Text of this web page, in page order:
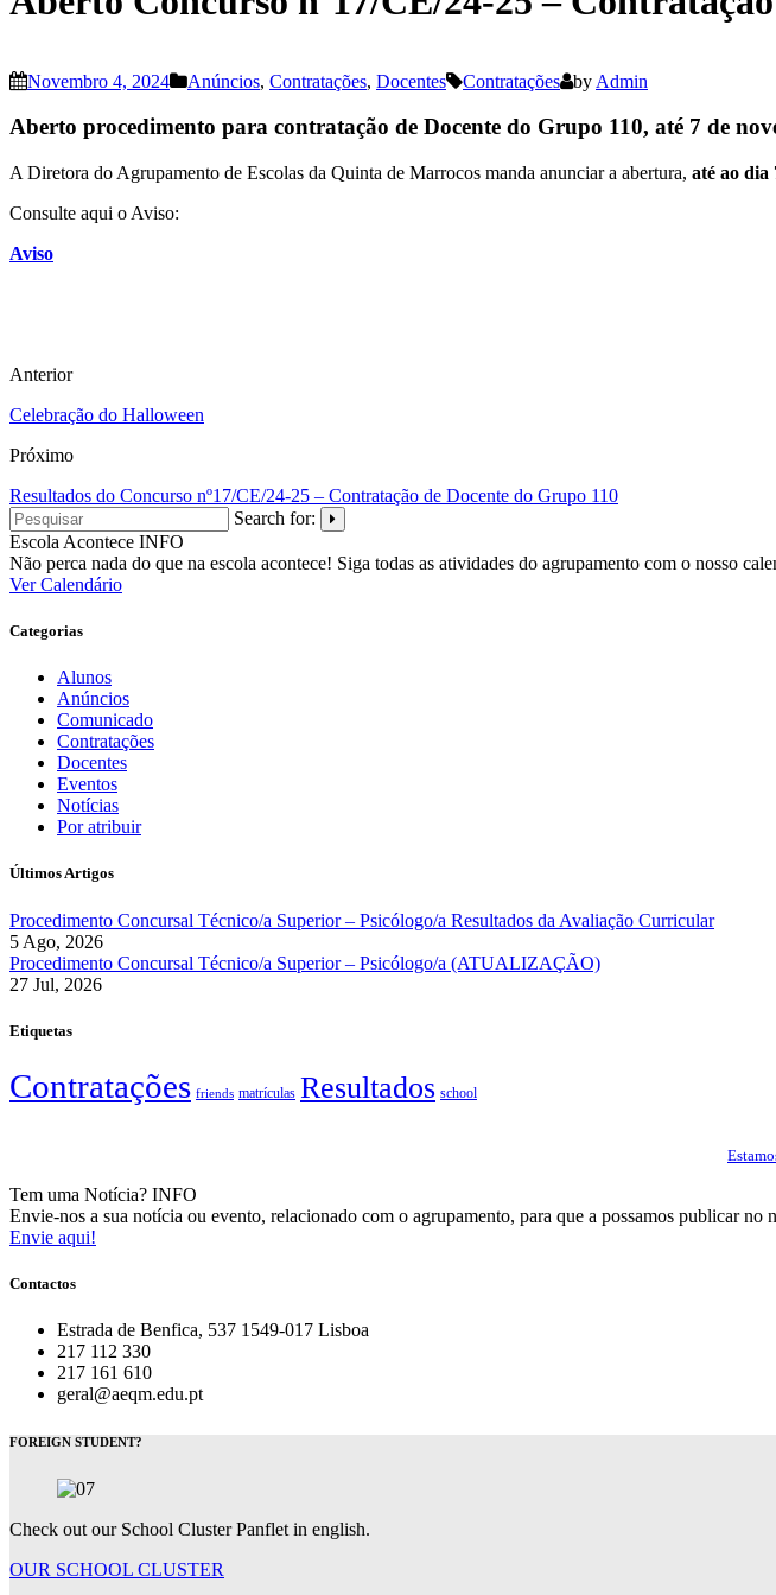
Novembro 4, 2024 Anúncios, Contratações, Docentes Contratações by Admin
Aberto procedimento para contratação de Docente do Grupo 110, até 7 de
A Diretora do Agrupamento de Escolas da Quinta de Marrocos manda anunciar a abertura, até ao dia
Consulte aqui o Aviso:
Aviso
Anterior
Celebração do Halloween
Próximo
Resultados do Concurso nº17/CE/24-25 – Contratação de Docente do Grupo 110
Search for:
Escola Acontece INFO
Não perca nada do que na escola acontece! Siga todas as atividades do agrupamento com o nosso
Ver Calendário
Categorias
Alunos
Anúncios
Comunicado
Contratações
Docentes
Eventos
Notícias
Por atribuir
Últimos Artigos
Procedimento Concursal Técnico/a Superior – Psicólogo/a Resultados da Avaliação Curricular
5 Ago, 2026
Procedimento Concursal Técnico/a Superior – Psicólogo/a (ATUALIZAÇÃO)
27 Jul, 2026
Etiquetas
Contratações friends matrículas Resultados school
Tem uma Notícia? INFO
Envie-nos a sua notícia ou evento, relacionado com o agrupamento, para que a possamos publicar no
Envie aqui!
Contactos
Estrada de Benfica, 537 1549-017 Lisboa
217 112 330
217 161 610
geral@aeqm.edu.pt
FOREIGN STUDENT?
Check out our School Cluster Panflet in english.
OUR SCHOOL CLUSTER